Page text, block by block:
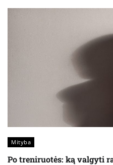
Mityba
Po treniruotės: ką valgyti